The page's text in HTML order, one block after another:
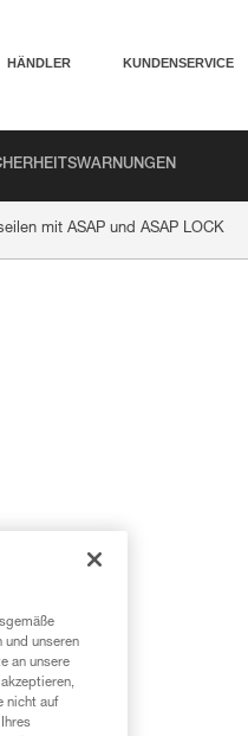
HÄNDLER KUNDENSERVICE
mit ASAP und ASAP LOCK
und unseren
an unsere
nicht auf